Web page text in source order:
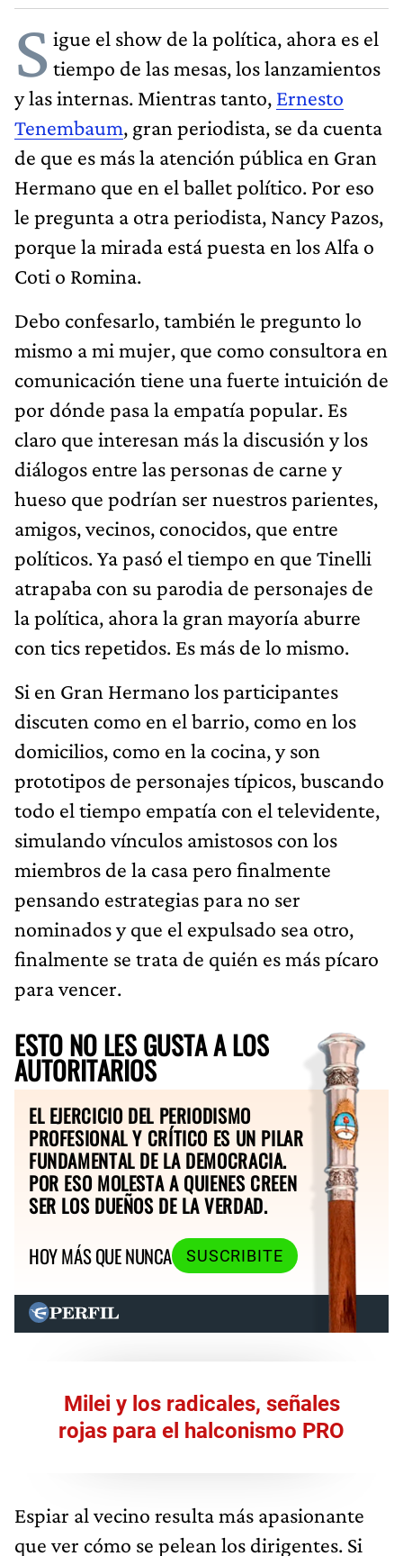
S igue el show de la política, ahora es el
tiempo de las mesas, los lanzamientos
y las internas. Mientras tanto, Ernesto
Tenembaum, gran periodista, se da cuenta
de que es más la atención pública en Gran
Hermano que en el ballet político. Por eso
le pregunta a otra periodista, Nancy Pazos,
porque la mirada está puesta en los Alfa o
Coti o Romina.
Debo confesarlo, también le pregunto lo
mismo a mi mujer, que como consultora en
comunicación tiene una fuerte intuición de
por dónde pasa la empatía popular. Es
claro que interesan más la discusión y los
diálogos entre las personas de carne y
hueso que podrían ser nuestros parientes,
amigos, vecinos, conocidos, que entre
políticos. Ya pasó el tiempo en que Tinelli
atrapaba con su parodia de personajes de
la política, ahora la gran mayoría aburre
con tics repetidos. Es más de lo mismo.
Si en Gran Hermano los participantes
discuten como en el barrio, como en los
domicilios, como en la cocina, y son
prototipos de personajes típicos, buscando
todo el tiempo empatía con el televidente,
simulando vínculos amistosos con los
miembros de la casa pero finalmente
pensando estrategias para no ser
nominados y que el expulsado sea otro,
finalmente se trata de quién es más pícaro
para vencer.
ESTO NO LES GUSTA A LOS
AUTORITARIOS
EL EJERCICIO DEL PERIODISMO
PROFESIONAL Y CRÍTICO ES UN PILAR
FUNDAMENTAL DE LA DEMOCRACIA.
POR ESO MOLESTA A QUIENES CREEN
SER LOS DUEÑOS DE LA VERDAD.
HOY MÁS QUE NUNCA
SUSCRIBITE
Milei y los radicales, señales
rojas para el halconismo PRO
Espiar al vecino resulta más apasionante
que ver cómo se pelean los dirigentes. Si